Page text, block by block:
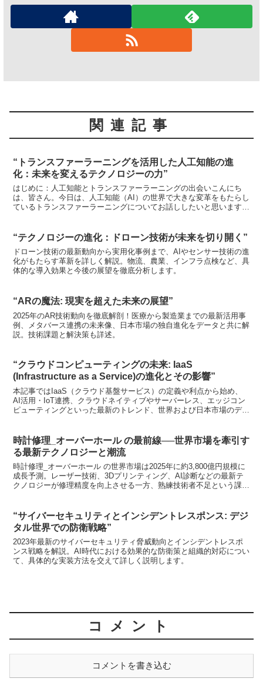
関連記事
“トランスファーラーニングを活用した人工知能の進
化：未来を変えるテクノロジーの力”
はじめに：人工知能とトランスファーラーニングの出会いこんにち
は、皆さん。今日は、人工知能（AI）の世界で大きな変革をもたらし
ているトランスファーラーニングについてお話ししたいと思います。
“テクノロジーの進化：ドローン技術が未来を切り開く”
ドローン技術の最新動向から実用化事例まで、AIやセンサー技術の進
化がもたらす革新を詳しく解説。物流、農業、インフラ点検など、具
体的な導入効果と今後の展望を徹底分析します。
“ARの魔法: 現実を超えた未来の展望”
2025年のAR技術動向を徹底解剖！医療から製造業までの最新活用事
例、メタバース連携の未来像、日本市場の独自進化をデータと共に解
説。技術課題と解決策も詳述。
“クラウドコンピューティングの未来: IaaS
(Infrastructure as a Service)の進化とその影響”
本記事ではIaaS（クラウド基盤サービス）の定義や利点から始め、
AI活用・IoT連携、クラウドネイティブやサーバーレス、エッジコン
ピューティングといった最新のトレンド、世界および日本市場のデー
ます。
時計修理_オーバーホール の最前線──世界市場を牽引す
る最新テクノロジーと潮流
時計修理_オーバーホール の世界市場は2025年に約3,800億円規模に
成長予測。レーザー技術、3Dプリンティング、AI診断などの最新テ
クノロジーが修理精度を向上させる一方、熟練技術者不足という課題
“サイバーセキュリティとインシデントレスポンス: デジ
タル世界での防衛戦略”
2023年最新のサイバーセキュリティ脅威動向とインシデントレスポ
ンス戦略を解説。AI時代における効果的な防衛策と組織的対応につい
て、具体的な実装方法を交えて詳しく説明します。
コメント
コメントを書き込む